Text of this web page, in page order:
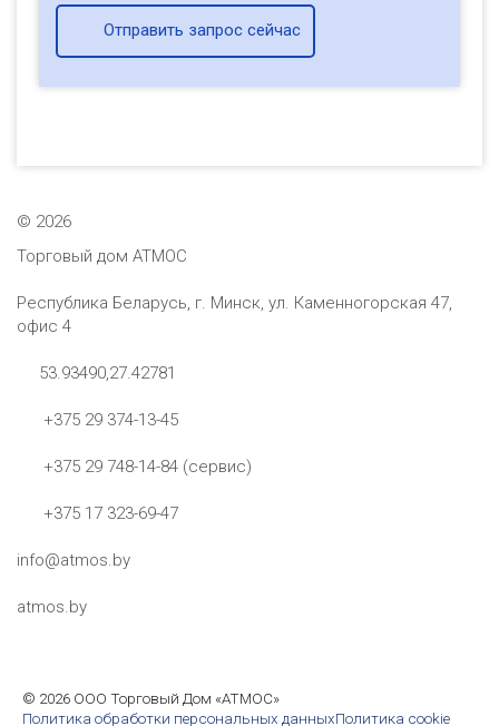
Отправить запрос сейчас
© 2026
Торговый дом АТМОС
Республика Беларусь, г. Минск, ул. Каменногорская 47,
офис 4
53.93490,27.42781
+375 29 374-13-45
+375 29 748-14-84 (сервис)
+375 17 323-69-47
info@atmos.by
atmos.by
© 2026 ООО Торговый Дом «АТМОС»
Политика обработки персональных данныхПолитика cookie